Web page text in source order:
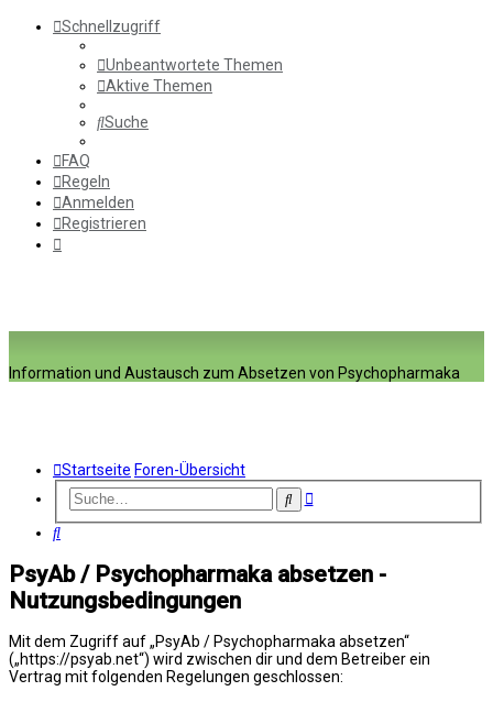
Schnellzugriff
Unbeantwortete Themen
Aktive Themen
Suche
FAQ
Regeln
Anmelden
Registrieren
Information und Austausch zum Absetzen von Psychopharmaka
Startseite Foren-Übersicht
SucheErweiterte
Suche
PsyAb / Psychopharmaka absetzen -
Nutzungsbedingungen
Mit dem Zugriff auf „PsyAb / Psychopharmaka absetzen“
(„https://psyab.net“) wird zwischen dir und dem Betreiber ein
Vertrag mit folgenden Regelungen geschlossen: